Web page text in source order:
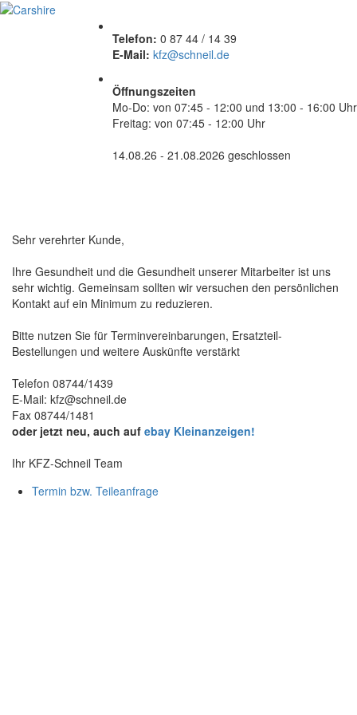
Telefon: 0 87 44 / 14 39
E-Mail: kfz@schneil.de
Öffnungszeiten
Mo-Do: von 07:45 - 12:00 und 13:00 - 16:00 Uhr
Freitag: von 07:45 - 12:00 Uhr
14.08.26 - 21.08.2026 geschlossen
Sehr verehrter Kunde,
Ihre Gesundheit und die Gesundheit unserer Mitarbeiter ist uns
sehr wichtig. Gemeinsam sollten wir versuchen den persönlichen
Kontakt auf ein Minimum zu reduzieren.
Bitte nutzen Sie für Terminvereinbarungen, Ersatzteil-
Bestellungen und weitere Auskünfte verstärkt
Telefon 08744/1439
E-Mail: kfz@schneil.de
Fax 08744/1481
oder jetzt neu, auch auf ebay Kleinanzeigen!
Ihr KFZ-Schneil Team
Termin bzw. Teileanfrage